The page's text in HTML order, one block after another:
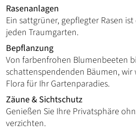
Rasenanlagen
Ein sattgrüner, gepflegter Rasen
jeden Traumgarten.
Bepflanzung
Von farbenfrohen Blumenbeeten
schattenspendenden Bäumen, wir
Flora für Ihr Gartenparadies.
Zäune & Sichtschutz
Genießen Sie Ihre Privatsphäre
verzichten.